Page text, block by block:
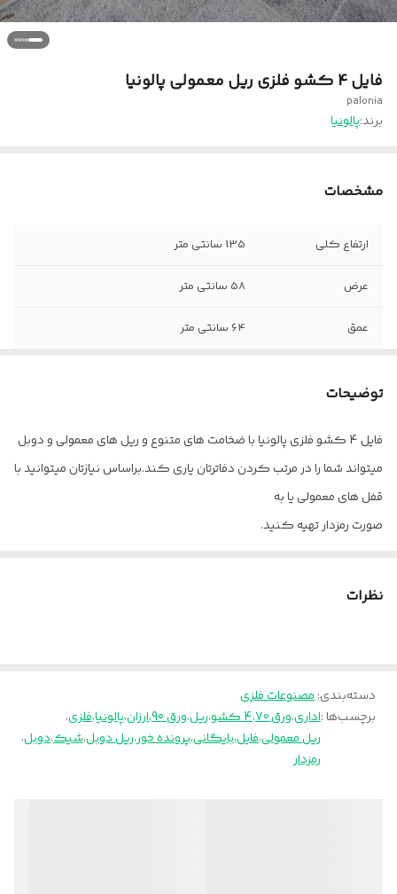
فایل 4 کشو فلزی ریل معمولی پالونیا
palonia
برند:پالونیا
مشخصات
ارتفاع کلی 135 سانتی متر
عرض 58 سانتی متر
عمق 64 سانتی متر
توضیحات
فایل 4 کشو فلزی پالونیا با ضخامت های متنوع و ریل های معمولی و دوبل
میتواند شما را در مرتب کردن دفاترتان یاری کند.براساس نیازتان میتوانید با
قفل های معمولی یا به
صورت رمزدار تهیه کنید.
نظرات
دسته‌بندی:مصنوعات فلزی
برچسب‌ها :اداری،ورق 70 ،4 کشو ،ریل،ورق 90 ،ارزان،پالونیا،فلزی،
ریل معمولی،فایل،بایگانی،پرونده خور،ریل دوبل،شیک،دوبل،
رمزدار